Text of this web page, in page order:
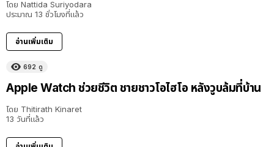
โดย Nattida Suriyodara
ประมาณ 13 ชั่วโมงที่แล้ว
อ่านเพิ่มเติม
692 ดู
Apple Watch ช่วยชีวิต ชายชาวโอไฮโอ หลังวูบล้มที่บ้าน
โดย Thitirath Kinaret
13 วันที่แล้ว